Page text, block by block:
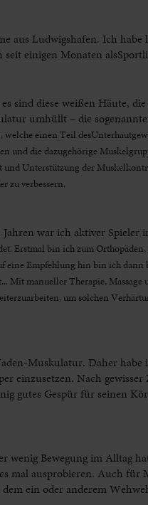
aus Ludwigshafen. Ich
einigen Monaten
sind diese weißen Häute,
umhüllt – die
einen Teil
und die dazugehörige
Unterstützung der
zu verbessern.
war ich aktiver Spieler
Erstmal bin ich zum
eine Empfehlung hin bin ich
Mit manueller Therapie,
um solchen
Muskulatur. Daher habe
einzusetzen. Nach
gutes Gespür für seinen
wenig Bewegung im Alltag
mal ausprobieren. Auch für
ein oder anderem